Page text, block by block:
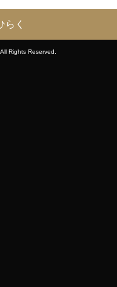
らく
Rights Reserved.